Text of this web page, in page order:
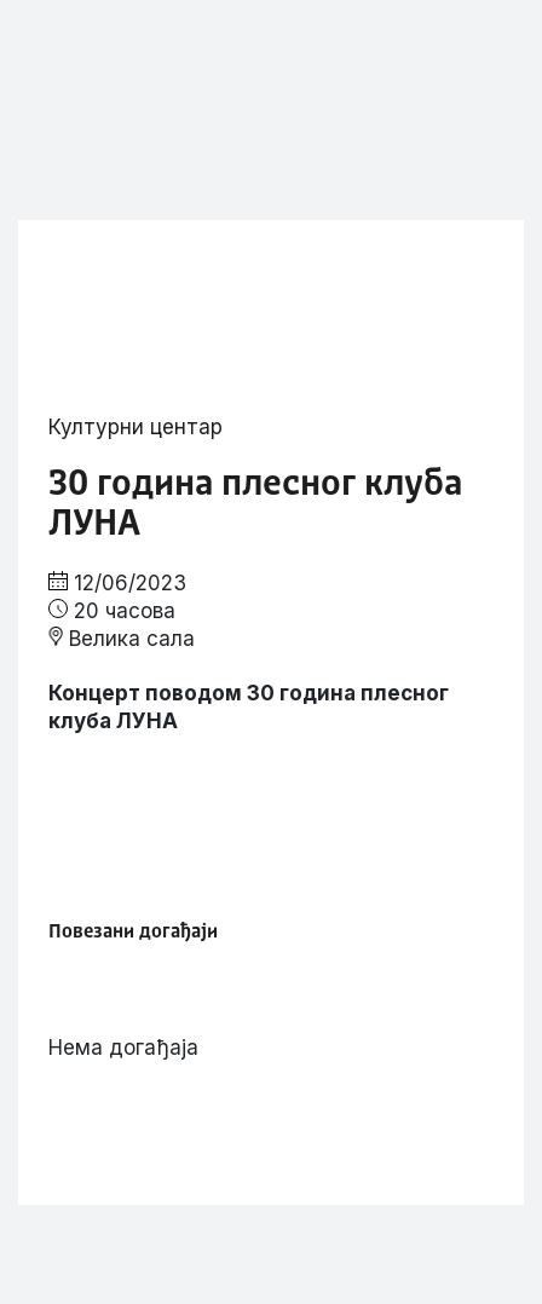
Културни центар
30 година плесног клуба
ЛУНА
12/06/2023
20 часова
Велика сала
Концерт поводом 30 година плесног
клуба ЛУНА
Повезани догађаји
Нема догађаја